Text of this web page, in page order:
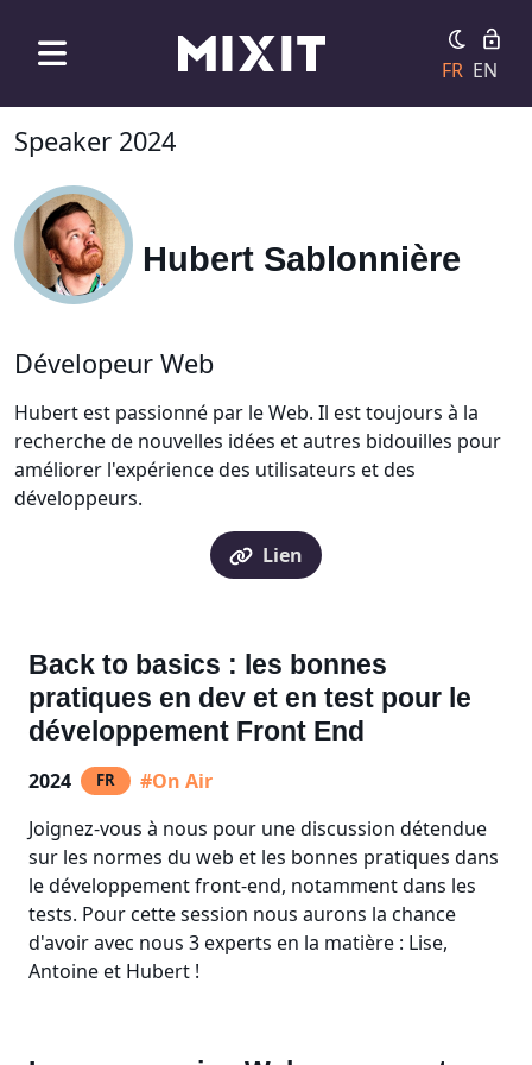
FR EN
Speaker 2024
Hubert Sablonnière
Dévelopeur Web
Hubert est passionné par le Web. Il est toujours à la
recherche de nouvelles idées et autres bidouilles pour
améliorer l'expérience des utilisateurs et des
développeurs.
Lien
Back to basics : les bonnes
pratiques en dev et en test pour le
développement Front End
2024 FR
#On Air
Joignez-vous à nous pour une discussion détendue
sur les normes du web et les bonnes pratiques dans
le développement front-end, notamment dans les
tests. Pour cette session nous aurons la chance
d'avoir avec nous 3 experts en la matière : Lise,
Antoine et Hubert !